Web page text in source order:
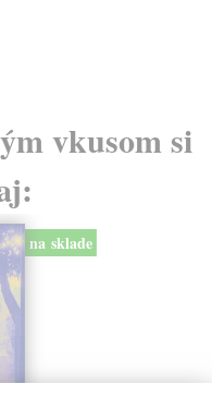
vkusom si
na sklade